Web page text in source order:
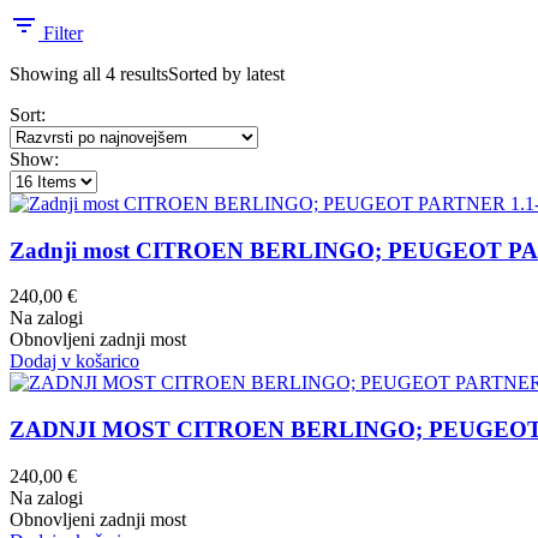
Filter
Showing all 4 resultsSorted by latest
Sort:
Show:
Zadnji most CITROEN BERLINGO; PEUGEOT
240,00 €
Na zalogi
Obnovljeni zadnji most
Dodaj v košarico
ZADNJI MOST CITROEN BERLINGO;
240,00 €
Na zalogi
Obnovljeni zadnji most